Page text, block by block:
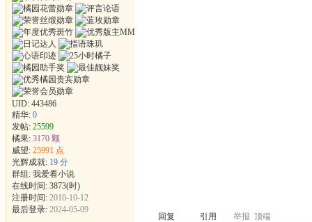
UID: 443486
精华: 0
发帖: 25599
橘果: 3170 颗
威望: 25991 点
光辉成就: 19 分
群组: 我爱看小说
在线时间: 3873(时)
注册时间: 2010-10-12
最后登录: 2024-05-09
回复 引用 举报 顶端